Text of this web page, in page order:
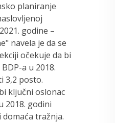
planiranje
godine –
navela je da se
očekuje da bi
a u 2018.
3,2 posto.
ključni oslonac
2018. godini
tražnja.